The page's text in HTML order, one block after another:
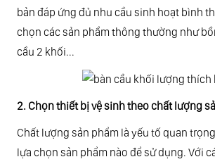
bản đáp ứng đủ nhu cầu sinh hoạt bình
chọn các sản phẩm thông thường như
cầu 2 khối...
2. Chọn thiết bị vệ sinh theo chất lượng
Chất lượng sản phẩm là yếu tố quan
lựa chọn sản phẩm nào để sử dụng. Với